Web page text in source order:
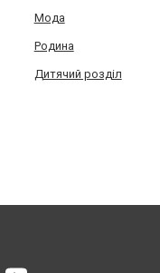
Мода
Родина
Дитячий розділ